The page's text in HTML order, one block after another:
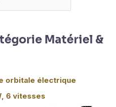
Matériel &
orbitale électrique
6 vitesses